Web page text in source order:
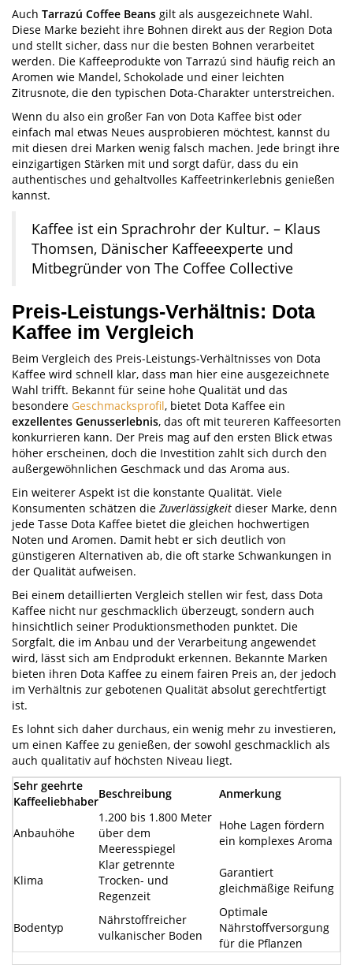
Auch Tarrazú Coffee Beans gilt als ausgezeichnete Wahl.
Diese Marke bezieht ihre Bohnen direkt aus der Region Dota
und stellt sicher, dass nur die besten Bohnen verarbeitet
werden. Die Kaffeeprodukte von Tarrazú sind häufig reich an
Aromen wie Mandel, Schokolade und einer leichten
Zitrusnote, die den typischen Dota-Charakter unterstreichen.
Wenn du also ein großer Fan von Dota Kaffee bist oder
einfach mal etwas Neues ausprobieren möchtest, kannst du
mit diesen drei Marken wenig falsch machen. Jede bringt ihre
einzigartigen Stärken mit und sorgt dafür, dass du ein
authentisches und gehaltvolles Kaffeetrinkerlebnis genießen
kannst.
Kaffee ist ein Sprachrohr der Kultur. – Klaus
Thomsen, Dänischer Kaffeeexperte und
Mitbegründer von The Coffee Collective
Preis-Leistungs-Verhältnis: Dota
Kaffee im Vergleich
Beim Vergleich des Preis-Leistungs-Verhältnisses von Dota
Kaffee wird schnell klar, dass man hier eine ausgezeichnete
Wahl trifft. Bekannt für seine hohe Qualität und das
besondere Geschmacksprofil, bietet Dota Kaffee ein
exzellentes Genusserlebnis, das oft mit teureren Kaffeesorten
konkurrieren kann. Der Preis mag auf den ersten Blick etwas
höher erscheinen, doch die Investition zahlt sich durch den
außergewöhnlichen Geschmack und das Aroma aus.
Ein weiterer Aspekt ist die konstante Qualität. Viele
Konsumenten schätzen die Zuverlässigkeit dieser Marke, denn
jede Tasse Dota Kaffee bietet die gleichen hochwertigen
Noten und Aromen. Damit hebt er sich deutlich von
günstigeren Alternativen ab, die oft starke Schwankungen in
der Qualität aufweisen.
Bei einem detaillierten Vergleich stellen wir fest, dass Dota
Kaffee nicht nur geschmacklich überzeugt, sondern auch
hinsichtlich seiner Produktionsmethoden punktet. Die
Sorgfalt, die im Anbau und der Verarbeitung angewendet
wird, lässt sich am Endprodukt erkennen. Bekannte Marken
bieten ihren Dota Kaffee zu einem fairen Preis an, der jedoch
im Verhältnis zur gebotenen Qualität absolut gerechtfertigt
ist.
Es lohnt sich daher durchaus, ein wenig mehr zu investieren,
um einen Kaffee zu genießen, der sowohl geschmacklich als
auch qualitativ auf höchsten Niveau liegt.
Sehr geehrte
Kaffeeliebhaber
Beschreibung Anmerkung
Anbauhöhe
1.200 bis 1.800 Meter
über dem
Meeresspiegel
Hohe Lagen fördern
ein komplexes Aroma
Klima
Klar getrennte
Trocken- und
Regenzeit
Garantiert
gleichmäßige Reifung
Bodentyp
Nährstoffreicher
vulkanischer Boden
Optimale
Nährstoffversorgung
für die Pflanzen